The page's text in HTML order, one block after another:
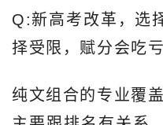
Q:新高考改革，选
择受限，赋分会吃亏
纯文组合的专业覆